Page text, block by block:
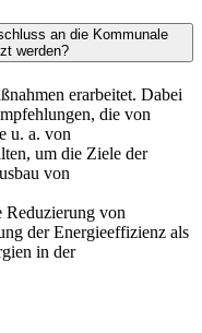
an die Kommunale
werden?
erarbeitet. Dabei
die von
u. a. von
um die Ziele der
von
Reduzierung von
der Energieeffizienz als
in der